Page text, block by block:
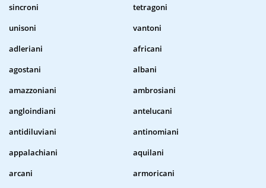
sincroni
tetragoni
unisoni
vantoni
adleriani
africani
agostani
albani
amazzoniani
ambrosiani
angloindiani
antelucani
antidiluviani
antinomiani
appalachiani
aquilani
arcani
armoricani